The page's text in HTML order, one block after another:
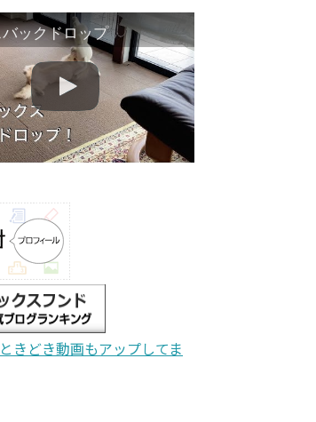
ックドロップ
きどき動画もアップしてま